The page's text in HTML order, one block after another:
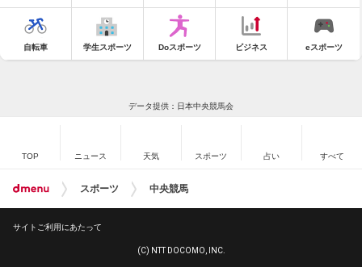
自転車 学生スポーツ Doスポーツ ビジネス eスポーツ
データ提供：日本中央競馬会
TOP ニュース 天気 スポーツ 占い すべて
スポーツ 中央競馬
サイトご利用にあたって
(C) NTT DOCOMO, INC.